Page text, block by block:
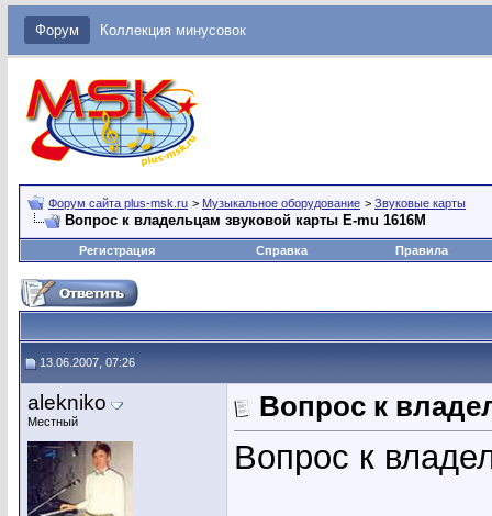
Форум Коллекция минусовок
Форум сайта plus-msk.ru > Музыкальное оборудование > Звуковые карты
Вопрос к владельцам звуковой карты E-mu 1616M
Регистрация Справка Правила
13.06.2007, 07:26
alekniko
Местный Вопрос к
Вопрос к